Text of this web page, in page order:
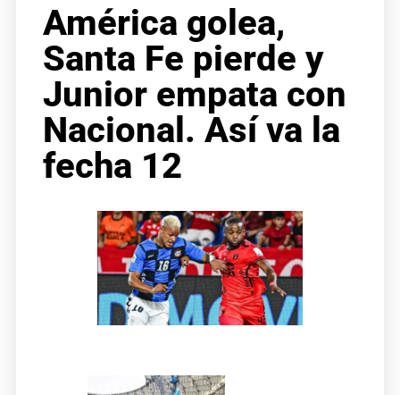
América golea,
Santa Fe pierde y
Junior empata con
Nacional. Así va la
fecha 12